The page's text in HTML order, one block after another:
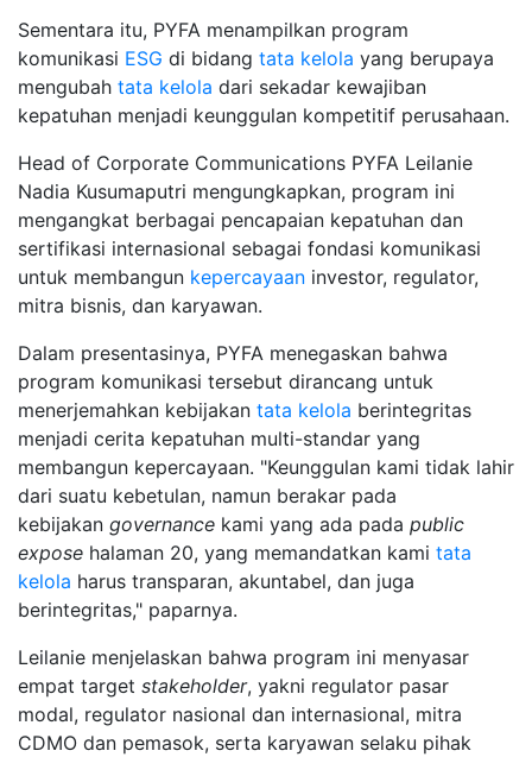
Sementara itu, PYFA menampilkan program
komunikasi ESG di bidang tata kelola yang berupaya
mengubah tata kelola dari sekadar kewajiban
kepatuhan menjadi keunggulan kompetitif perusahaan.
Head of Corporate Communications PYFA Leilanie
Nadia Kusumaputri mengungkapkan, program ini
mengangkat berbagai pencapaian kepatuhan dan
sertifikasi internasional sebagai fondasi komunikasi
untuk membangun kepercayaan investor, regulator,
mitra bisnis, dan karyawan.
Dalam presentasinya, PYFA menegaskan bahwa
program komunikasi tersebut dirancang untuk
menerjemahkan kebijakan tata kelola berintegritas
menjadi cerita kepatuhan multi-standar yang
membangun kepercayaan. "Keunggulan kami tidak lahir
dari suatu kebetulan, namun berakar pada
kebijakan governance kami yang ada pada public
expose halaman 20, yang memandatkan kami tata
kelola harus transparan, akuntabel, dan juga
berintegritas," paparnya.
Leilanie menjelaskan bahwa program ini menyasar
empat target stakeholder, yakni regulator pasar
modal, regulator nasional dan internasional, mitra
CDMO dan pemasok, serta karyawan selaku pihak